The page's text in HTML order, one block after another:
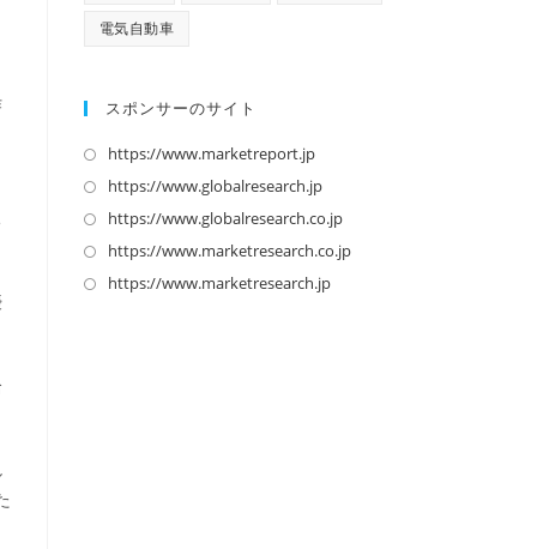
電気自動車
スポンサーのサイト
https://www.marketreport.jp新
し
い
タ
ブ
https://www.globalresearch.jp新
し
い
タ
https://www.globalresearch.co.jp新
し
https://www.marketresearch.co.jp新
https://www.marketresearch.jp新